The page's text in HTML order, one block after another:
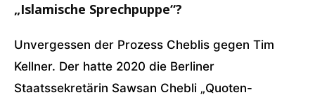
„Islamische Sprechpuppe“?
Unvergessen der Prozess Cheblis gegen Tim
Kellner. Der hatte 2020 die Berliner
Staatssekretärin Sawsan Chebli „Quoten-